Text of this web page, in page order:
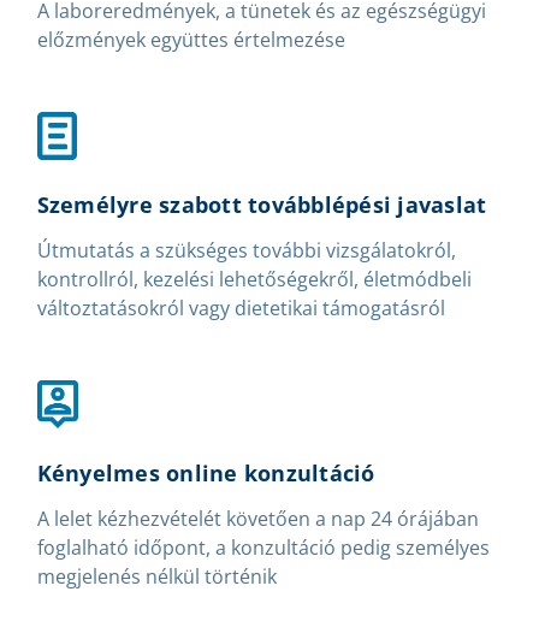
A laboreredmények, a tünetek és az egészségügyi
előzmények együttes értelmezése
Személyre szabott továbblépési javaslat
Útmutatás a szükséges további vizsgálatokról,
kontrollról, kezelési lehetőségekről, életmódbeli
változtatásokról vagy dietetikai támogatásról
Kényelmes online konzultáció
A lelet kézhezvételét követően a nap 24 órájában
foglalható időpont, a konzultáció pedig személyes
megjelenés nélkül történik